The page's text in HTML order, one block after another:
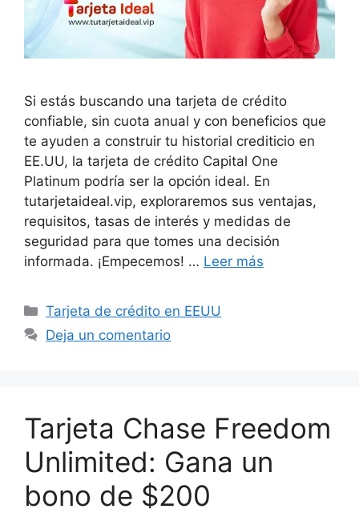
Si estás buscando una tarjeta de crédito
confiable, sin cuota anual y con beneficios que
te ayuden a construir tu historial crediticio en
EE.UU, la tarjeta de crédito Capital One
Platinum podría ser la opción ideal. En
tutarjetaideal.vip, exploraremos sus ventajas,
requisitos, tasas de interés y medidas de
seguridad para que tomes una decisión
informada. ¡Empecemos! … Leer más
Categorías
Tarjeta de crédito en EEUU
Deja un comentario
Tarjeta Chase Freedom
Unlimited: Gana un
bono de $200